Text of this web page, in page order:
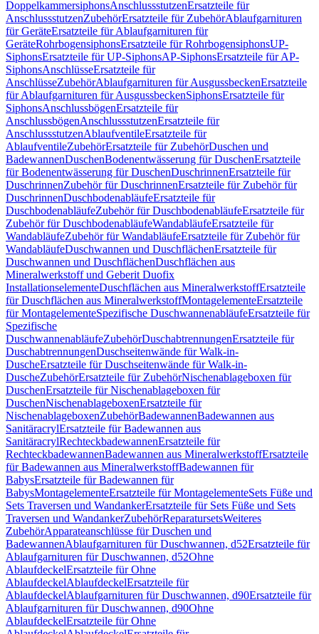
DoppelkammersiphonsAnschlussstutzenErsatzteile für
AnschlussstutzenZubehörErsatzteile für ZubehörAblaufgarnituren
für GeräteErsatzteile für Ablaufgarnituren für
GeräteRohrbogensiphonsErsatzteile für RohrbogensiphonsUP-
SiphonsErsatzteile für UP-SiphonsAP-SiphonsErsatzteile für AP-
SiphonsAnschlüsseErsatzteile für
AnschlüsseZubehörAblaufgarnituren für AusgussbeckenErsatzteile
für Ablaufgarnituren für AusgussbeckenSiphonsErsatzteile für
SiphonsAnschlussbögenErsatzteile für
AnschlussbögenAnschlussstutzenErsatzteile für
AnschlussstutzenAblaufventileErsatzteile für
AblaufventileZubehörErsatzteile für ZubehörDuschen und
BadewannenDuschenBodenentwässerung für DuschenErsatzteile
für Bodenentwässerung für DuschenDuschrinnenErsatzteile für
DuschrinnenZubehör für DuschrinnenErsatzteile für Zubehör für
DuschrinnenDuschbodenabläufeErsatzteile für
DuschbodenabläufeZubehör für DuschbodenabläufeErsatzteile für
Zubehör für DuschbodenabläufeWandabläufeErsatzteile für
WandabläufeZubehör für WandabläufeErsatzteile für Zubehör für
WandabläufeDuschwannen und DuschflächenErsatzteile für
Duschwannen und DuschflächenDuschflächen aus
Mineralwerkstoff und Geberit Duofix
InstallationselementeDuschflächen aus MineralwerkstoffErsatzteile
für Duschflächen aus MineralwerkstoffMontagelementeErsatzteile
für MontagelementeSpezifische DuschwannenabläufeErsatzteile für
Spezifische
DuschwannenabläufeZubehörDuschabtrennungenErsatzteile für
DuschabtrennungenDuschseitenwände für Walk-in-
DuscheErsatzteile für Duschseitenwände für Walk-in-
DuscheZubehörErsatzteile für ZubehörNischenablageboxen für
DuschenErsatzteile für Nischenablageboxen für
DuschenNischenablageboxenErsatzteile für
NischenablageboxenZubehörBadewannenBadewannen aus
SanitäracrylErsatzteile für Badewannen aus
SanitäracrylRechteckbadewannenErsatzteile für
RechteckbadewannenBadewannen aus MineralwerkstoffErsatzteile
für Badewannen aus MineralwerkstoffBadewannen für
BabysErsatzteile für Badewannen für
BabysMontagelementeErsatzteile für MontagelementeSets Füße und
Sets Traversen und WandankerErsatzteile für Sets Füße und Sets
Traversen und WandankerZubehörReparatursetsWeiteres
ZubehörApparateanschlüsse für Duschen und
BadewannenAblaufgarnituren für Duschwannen, d52Ersatzteile für
Ablaufgarnituren für Duschwannen, d52Ohne
AblaufdeckelErsatzteile für Ohne
AblaufdeckelAblaufdeckelErsatzteile für
AblaufdeckelAblaufgarnituren für Duschwannen, d90Ersatzteile für
Ablaufgarnituren für Duschwannen, d90Ohne
AblaufdeckelErsatzteile für Ohne